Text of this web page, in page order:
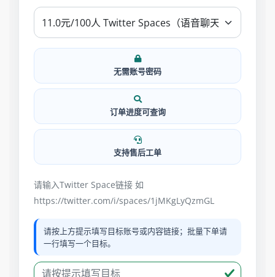
无需账号密码
订单进度可查询
支持售后工单
请输入Twitter Space链接 如
https://twitter.com/i/spaces/1jMKgLyQzmGL
请按上方提示填写目标账号或内容链接；批量下单请
一行填写一个目标。